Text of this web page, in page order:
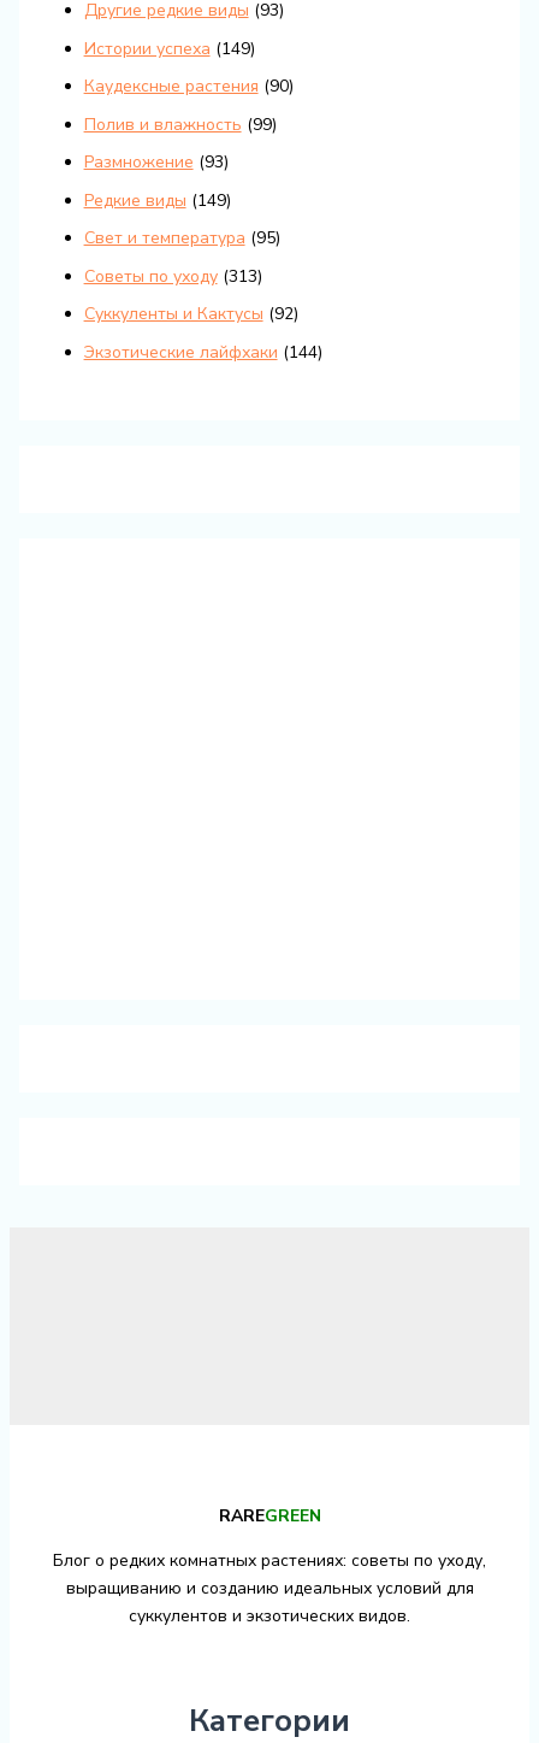
Другие редкие виды (93)
Истории успеха (149)
Каудексные растения (90)
Полив и влажность (99)
Размножение (93)
Редкие виды (149)
Свет и температура (95)
Советы по уходу(313)
Суккуленты и Кактусы (92)
Экзотические лайфхаки (144)
RAREGREEN
Блог о редких комнатных растениях: советы по уходу,
выращиванию и созданию идеальных условий для
суккулентов и экзотических видов.
Категории